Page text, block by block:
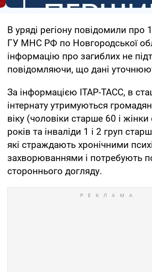
В уряді регіону повідомили про
ГУ МНС РФ по Новгородської
інформацію про загиблих не
повідомляючи, що дані
За інформацією ІТАР-ТАСС, в
інтернату утримуються
віку (чоловіки старше 60 і
років та інваліди 1 і 2 груп
які страждають хронічними
захворюваннями і потребують
стороннього догляду.